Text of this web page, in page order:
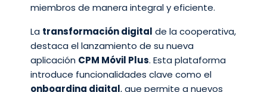
miembros de manera integral y eficiente.
La transformación digital de la cooperativa,
destaca el lanzamiento de su nueva
aplicación CPM Móvil Plus. Esta plataforma
introduce funcionalidades clave como el
onboarding digital, que permite a nuevos